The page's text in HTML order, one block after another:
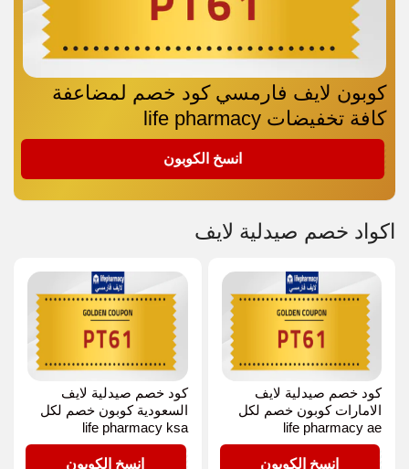
كوبون لايف فارمسي كود خصم لمضاعفة
كافة تخفيضات life pharmacy
انسخ الكوبون
اكواد خصم صيدلية لايف
كود خصم صيدلية لايف
الامارات كوبون خصم لكل
life pharmacy ae
PT61انسخ الكوبون
كود خصم صيدلية لايف
السعودية كوبون خصم لكل
life pharmacy ksa
PT61انسخ الكوبون